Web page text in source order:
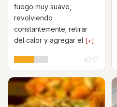
fuego muy suave,
revolviendo
constantemente; retirar
del calor y agregar el [+]